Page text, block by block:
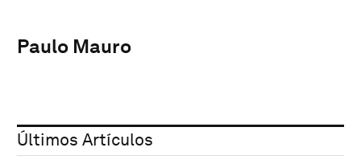
Paulo Mauro
Últimos Artículos